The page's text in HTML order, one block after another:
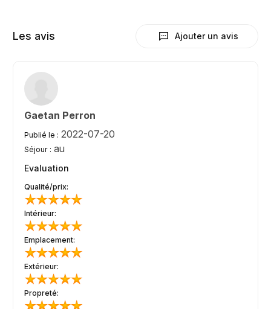
Les avis Ajouter un avis
Gaetan Perron
Publié le : 2022-07-20
Séjour : au
Evaluation
Qualité/prix:
Intérieur:
Emplacement:
Extérieur:
Propreté: